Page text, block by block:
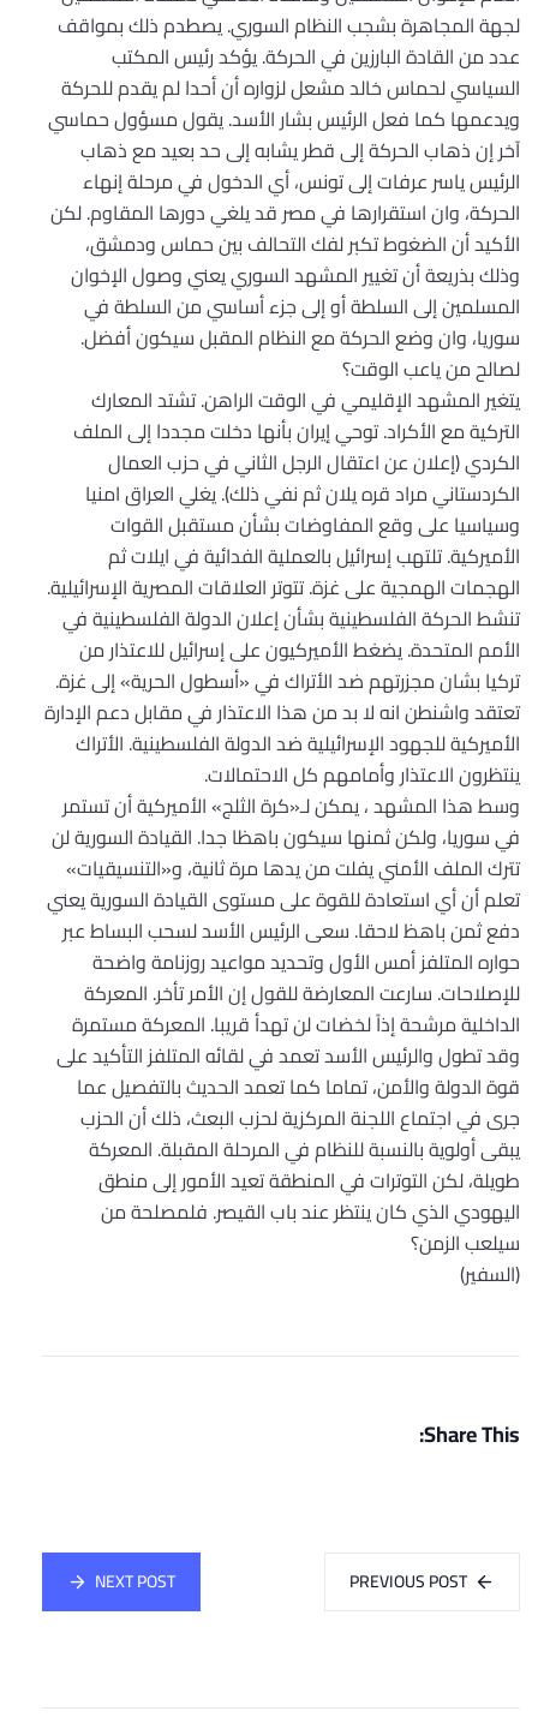
لجهة المجاهرة بشجب النظام السوري. يصطدم ذلك بمواقف
عدد من القادة البارزين في الحركة. يؤكد رئيس المكتب
السياسي لحماس خالد مشعل لزواره أن أحدا لم يقدم للحركة
ويدعمها كما فعل الرئيس بشار الأسد. يقول مسؤول حماسي
آخر إن ذهاب الحركة إلى قطر يشابه إلى حد بعيد مع ذهاب
الرئيس ياسر عرفات إلى تونس، أي الدخول في مرحلة إنهاء
الحركة، وان استقرارها في مصر قد يلغي دورها المقاوم. لكن
الأكيد أن الضغوط تكبر لفك التحالف بين حماس ودمشق،
وذلك بذريعة أن تغيير المشهد السوري يعني وصول الإخوان
المسلمين إلى السلطة أو إلى جزء أساسي من السلطة في
سوريا، وان وضع الحركة مع النظام المقبل سيكون أفضل.
لصالح من ياعب الوقت؟
يتغير المشهد الإقليمي في الوقت الراهن. تشتد المعارك
التركية مع الأكراد. توحي إيران بأنها دخلت مجددا إلى الملف
الكردي (إعلان عن اعتقال الرجل الثاني في حزب العمال
الكردستاني مراد قره يلان ثم نفي ذلك). يغلي العراق امنيا
وسياسيا على وقع المفاوضات بشأن مستقبل القوات
الأميركية. تلتهب إسرائيل بالعملية الفدائية في ايلات ثم
الهجمات الهمجية على غزة. تتوتر العلاقات المصرية الإسرائيلية.
تنشط الحركة الفلسطينية بشأن إعلان الدولة الفلسطينية في
الأمم المتحدة. يضغط الأميركيون على إسرائيل للاعتذار من
تركيا بشان مجزرتهم ضد الأتراك في «أسطول الحرية» إلى غزة.
تعتقد واشنطن انه لا بد من هذا الاعتذار في مقابل دعم الإدارة
الأميركية للجهود الإسرائيلية ضد الدولة الفلسطينية. الأتراك
ينتظرون الاعتذار وأمامهم كل الاحتمالات.
وسط هذا المشهد ، يمكن لـ«كرة الثلج» الأميركية أن تستمر
في سوريا، ولكن ثمنها سيكون باهظا جدا. القيادة السورية لن
تترك الملف الأمني يفلت من يدها مرة ثانية، و«التنسيقيات»
تعلم أن أي استعادة للقوة على مستوى القيادة السورية يعني
دفع ثمن باهظ لاحقا. سعى الرئيس الأسد لسحب البساط عبر
حواره المتلفز أمس الأول وتحديد مواعيد روزنامة واضحة
للإصلاحات. سارعت المعارضة للقول إن الأمر تأخر. المعركة
الداخلية مرشحة إذاً لخضات لن تهدأ قريبا. المعركة مستمرة
وقد تطول والرئيس الأسد تعمد في لقائه المتلفز التأكيد على
قوة الدولة والأمن، تماما كما تعمد الحديث بالتفصيل عما
جرى في اجتماع اللجنة المركزية لحزب البعث، ذلك أن الحزب
يبقى أولوية بالنسبة للنظام في المرحلة المقبلة. المعركة
طويلة، لكن التوترات في المنطقة تعيد الأمور إلى منطق
اليهودي الذي كان ينتظر عند باب القيصر. فلمصلحة من
سيلعب الزمن؟
(السفير)
Share This:
PREVIOUS POST
NEXT POST